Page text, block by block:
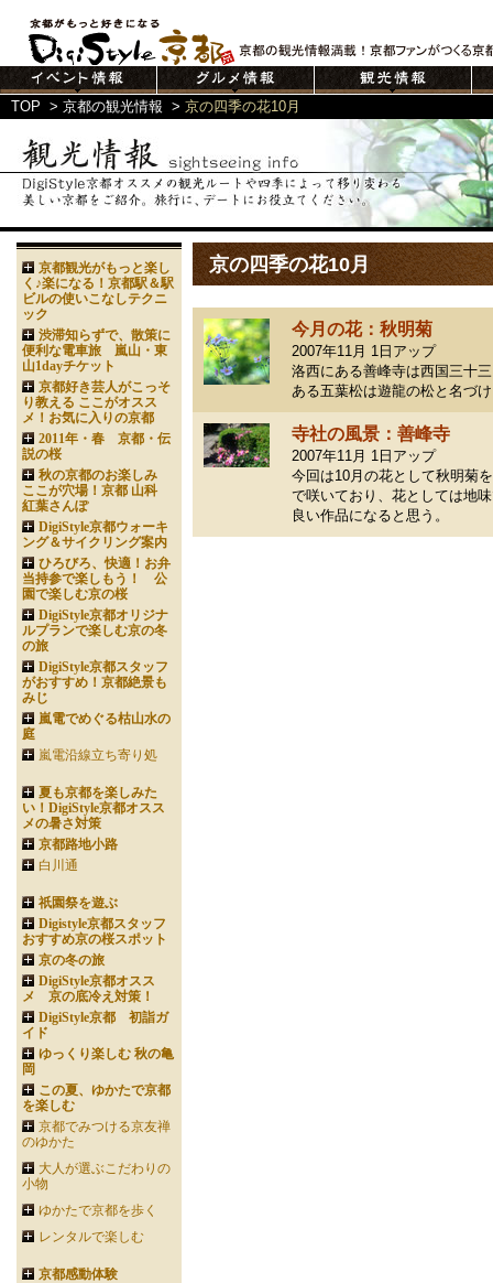
TOP > 京都の観光情報 > 京の四季の花10月
京の四季の花10月
今月の花：秋明菊
2007年11月 1日アップ
洛西にある善峰寺は西国三十
ある五葉松は遊龍の松と名づ
寺社の風景：善峰寺
2007年11月 1日アップ
今回は10月の花として秋明菊
で咲いており、花としては地
良い作品になると思う。
京都観光がもっと楽し
く♪楽になる！京都駅＆駅
ビルの使いこなしテクニ
ック
渋滞知らずで、散策に
便利な電車旅 嵐山・東
山1dayチケット
京都好き芸人がこっそ
り教える ここがオスス
メ！お気に入りの京都
2011年・春 京都・伝
説の桜
秋の京都のお楽しみ
ここが穴場！京都 山科
紅葉さんぽ
DigiStyle京都ウォーキ
ング＆サイクリング案内
ひろびろ、快適！お弁
当持参で楽しもう！ 公
園で楽しむ京の桜
DigiStyle京都オリジナ
ルプランで楽しむ京の冬
の旅
DigiStyle京都スタッフ
がおすすめ！京都絶景も
みじ
嵐電でめぐる枯山水の
庭
嵐電沿線立ち寄り処
夏も京都を楽しみた
い！DigiStyle京都オスス
メの暑さ対策
京都路地小路
白川通
祇園祭を遊ぶ
Digistyle京都スタッフ
おすすめ京の桜スポット
京の冬の旅
DigiStyle京都オスス
メ 京の底冷え対策！
DigiStyle京都 初詣ガ
イド
ゆっくり楽しむ 秋の亀
岡
この夏、ゆかたで京都
を楽しむ
京都でみつける京友禅
のゆかた
大人が選ぶこだわりの
小物
ゆかたで京都を歩く
レンタルで楽しむ
京都感動体験